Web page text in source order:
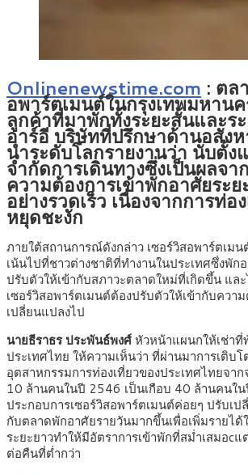
Onlinenewstime.com : ตล
อพาร์ตเมนต์ในกรุงเทพมหาน
ลูกค้าที่มาพักทั้งระยะสั้นและร
อาร์อี บริษัทที่ปรึกษาด้านอสัง
นำระดับโลกรายงานว่า นับตั้ง
จำกัดการเดินทางซึ่งเป็นผลจ
ความต้องการเข้าพักอาศัยระ
อย่างรวดเร็ว เนื่องจากการท่อ
หยุดชะงัก
ภายใต้สถานการณ์ดังกล่าว เซอร์วิสอพาร์ตเม
เน้นไปที่ชาวต่างชาติที่ทำงานในประเทศซึ่งพัก
ปรับตัวให้เข้ากับสภาวะตลาดใหม่ที่เกิดขึ้น แล
เซอร์วิสอพาร์ตเมนต์ต้องปรับตัวให้เข้ากับควา
เปลี่ยนแปลงไป
นายธีราธร ประพันธ์พงศ์หัวหน้าแผนกให้เช่า
ประเทศไทย ให้ความเห็นว่า ที่ผ่านมาการเติ
อุตสาหกรรมการท่องเที่ยวของประเทศไทยจา
10 ล้านคนในปี 2546 เป็นเกือบ 40 ล้านคนใ
ประกอบการเซอร์วิสอพาร์ตเมนต์ค่อยๆ ปรับเ
กับตลาดพักอาศัยรายวันมากขึ้นเพื่อเพิ่มรายได้
ระยะยาวทำให้มีอัตราการเข้าพักที่สม่ำเสมอcแ
ต่อคืนที่ต่ำกว่า